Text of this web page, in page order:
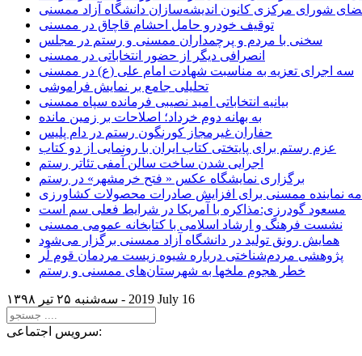
شورای مرکزی کانون اندیشه‌سازان دانشگاه آزاد ممسنی
توقیف خودرو حامل احشام قاچاق در ممسنی
سخنی با مردم و پرچمداران ممسنی و رستم در مجلس
انصرافی دیگر از حضور انتخاباتی در ممسنی
سه اجرای تعزیه به مناسبت شهادت امام علی (ع) در ممسنی
تحلیلی جامع بر نمایش فراموشی
بیانیه انتخاباتی امید نصیبی فرمانده سپاه ممسنی
به بهانه دوم خرداد؛ اصلاحات بر زمین مانده
حفاران غیرمجاز کورنگون رستم در دام پلیس
عزم رستم برای پایتختی کتاب ایران با رونمایی از دو کتاب
اجرایی شدن ساخت سالن آمفی تئاتر رستم
برگزاری نمایشگاه عکس « فتح خرمشهر» در رستم
نماینده ممسنی برای افزایش صادرات محصولات کشاورزی
مسعود گودرزی:مذاکره با آمریکا در شرایط فعلی سم است
نشست فرهنگ و ارشاد اسلامی با کتابخانه عمومی ممسنی
همایش رونق تولید در دانشگاه آزاد ممسنی برگزار می‌شود
پژوهشی مردم‌شناختی درباره شیوه زیست مردمان قوم لُر
خطر هجوم ملخها به شهرستان‌های ممسنی و رستم
سه‌شنبه ۲۵ تير ۱۳۹۸ - 2019 July 16
سرویس اجتماعی: